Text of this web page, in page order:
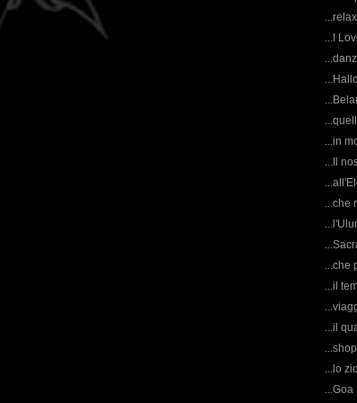
...I
...in
...Il
...che
...che
...il
...il
...lo